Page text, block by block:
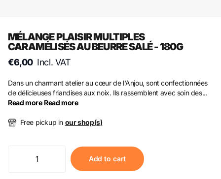
MÉLANGE PLAISIR MULTIPLES
CARAMÉLISÉS AU BEURRE SALÉ - 180G
€6,00 Incl. VAT
Dans un charmant atelier au cœur de l'Anjou, sont confectionnées
de délicieuses friandises aux noix. Ils rassemblent avec soin des...
Read more Read more
Free pickup in our shop(s)
Add to cart